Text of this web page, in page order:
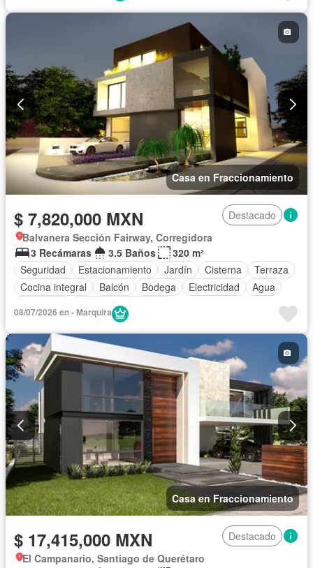
Casa en Fraccionamiento
$ 7,820,000 MXN
Destacado
Balvanera Sección Fairway, Corregidora
3 Recámaras
3.5 Baños
320 m²
Seguridad
Estacionamiento Jardín Cisterna
Terraza
Cocina integral
Balcón Bodega Electricidad
Agua
Caseta de vigilancia
08/07/2026 en - Marquira
Casa en Fraccionamiento
$ 17,415,000 MXN
Destacado
El Campanario, Santiago de Querétaro